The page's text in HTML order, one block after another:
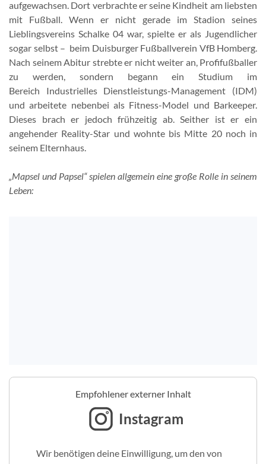
aufgewachsen. Dort verbrachte er seine Kindheit am liebsten
mit Fußball. Wenn er nicht gerade im Stadion seines
Lieblingsvereins Schalke 04 war, spielte er als Jugendlicher
sogar selbst – beim Duisburger Fußballverein VfB Homberg.
Nach seinem Abitur strebte er nicht weiter an, Profifußballer
zu werden, sondern begann ein Studium im
Bereich Industrielles Dienstleistungs-Management (IDM)
und arbeitete nebenbei als Fitness-Model und Barkeeper.
Dieses brach er jedoch frühzeitig ab. Seither ist er ein
angehender Reality-Star und wohnte bis Mitte 20 noch in
seinem Elternhaus.
„Mapsel und Papsel“ spielen allgemein eine große Rolle in seinem
Leben:
Empfohlener externer Inhalt
Instagram
Wir benötigen deine Einwilligung, um den von